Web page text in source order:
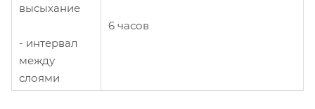
высыхание
- интервал
между
слоями
6 часов